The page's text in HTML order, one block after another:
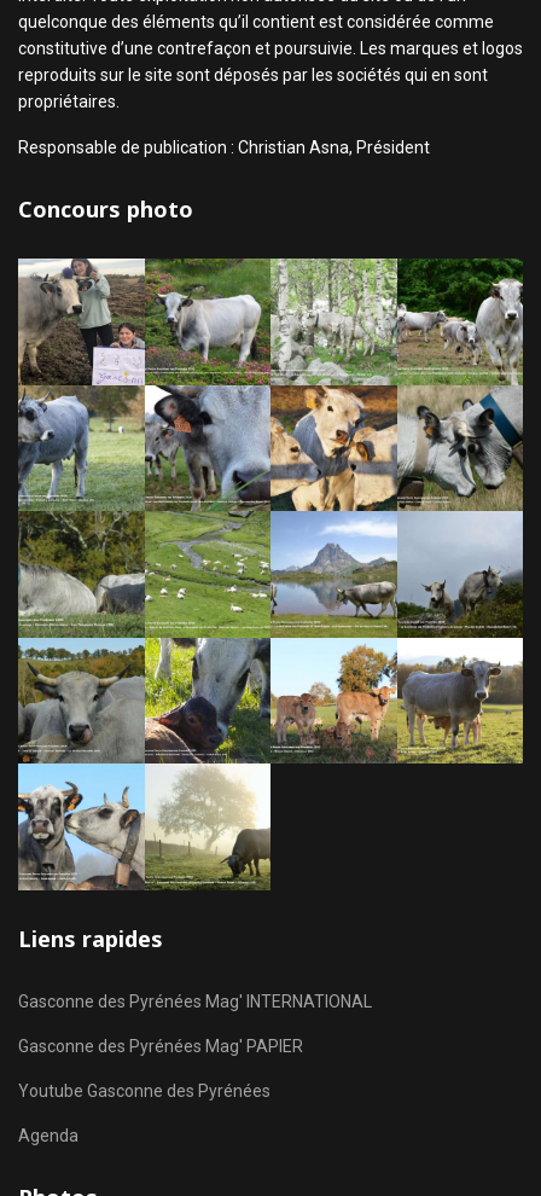
quelconque des éléments qu’il contient est considérée comme
constitutive d’une contrefaçon et poursuivie. Les marques et logos
reproduits sur le site sont déposés par les sociétés qui en sont
propriétaires.
Responsable de publication : Christian Asna, Président
Concours photo
Liens rapides
Gasconne des Pyrénées Mag' INTERNATIONAL
Gasconne des Pyrénées Mag' PAPIER
Youtube Gasconne des Pyrénées
Agenda